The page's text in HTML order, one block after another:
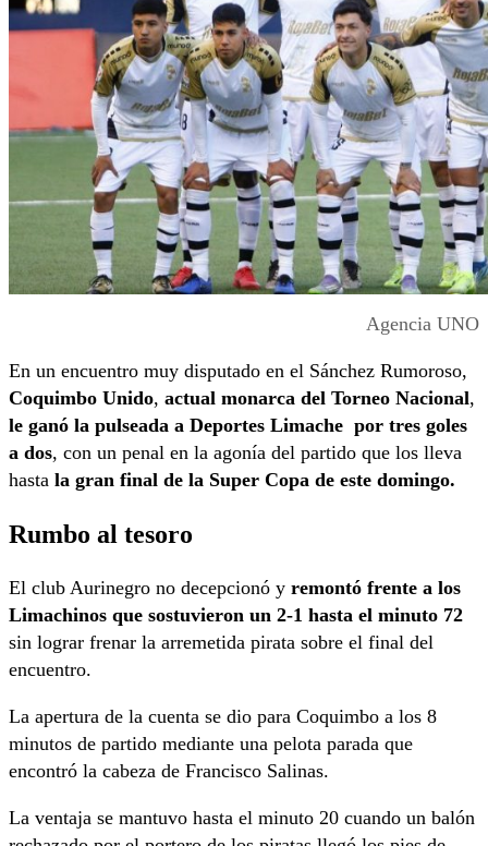
Agencia UNO
En un encuentro muy disputado en el Sánchez Rumoroso,
Coquimbo Unido, actual monarca del Torneo Nacional,
le ganó la pulseada a Deportes Limache por tres goles
a dos, con un penal en la agonía del partido que los lleva
hasta la gran final de la Super Copa de este domingo.
Rumbo al tesoro
El club Aurinegro no decepcionó y remontó frente a los
Limachinos que sostuvieron un 2-1 hasta el minuto 72
sin lograr frenar la arremetida pirata sobre el final del
encuentro.
La apertura de la cuenta se dio para Coquimbo a los 8
minutos de partido mediante una pelota parada que
encontró la cabeza de Francisco Salinas.
La ventaja se mantuvo hasta el minuto 20 cuando un balón